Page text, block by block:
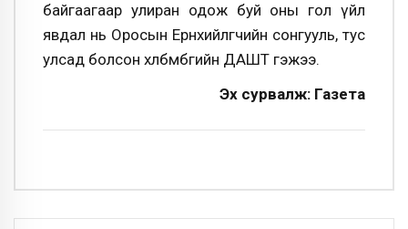
байгаагаар улиран одож буй оны гол үйл
явдал нь Оросын Ерөнхийлөгчийн сонгууль, тус
улсад болсон хөлбөмбөгийн ДАШТ гэжээ.
Эх сурвалж: Газета